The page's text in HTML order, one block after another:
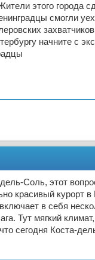
этого города
смогли
начните с
Соль, этот
красивый курорт
в себя
Тут мягкий
сегодня Коста-